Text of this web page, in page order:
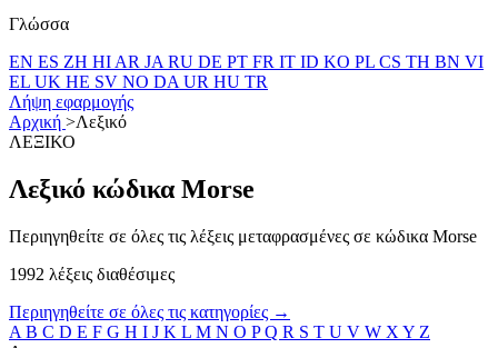
Γλώσσα
EN ES ZH HI AR JA RU DE PT FR IT ID KO PL CS TH BN VI
EL UK HE SV NO DA UR HU TR
Λήψη εφαρμογής
Αρχική >Λεξικό
ΛΕΞΙΚΟ
Λεξικό κώδικα Morse
Περιηγηθείτε σε όλες τις λέξεις μεταφρασμένες σε κώδικα Morse
1992 λέξεις διαθέσιμες
Περιηγηθείτε σε όλες τις κατηγορίες →
A B C D E F G H I J K L M N O PQ R S T U V W X Y Z